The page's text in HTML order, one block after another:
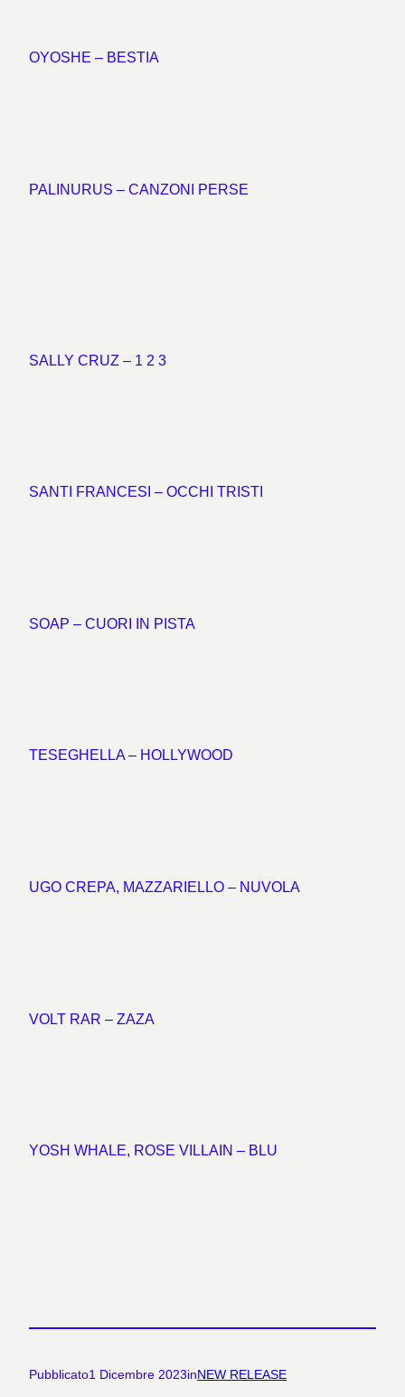
OYOSHE – BESTIA
PALINURUS – CANZONI PERSE
SALLY CRUZ – 1 2 3
SANTI FRANCESI – OCCHI TRISTI
SOAP – CUORI IN PISTA
TESEGHELLA – HOLLYWOOD
UGO CREPA, MAZZARIELLO – NUVOLA
VOLT RAR – ZAZA
YOSH WHALE, ROSE VILLAIN – BLU
Pubblicato1 Dicembre 2023inNEW RELEASE